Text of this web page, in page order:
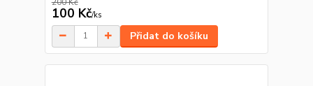
100 Kč/ks
Přidat do košíku